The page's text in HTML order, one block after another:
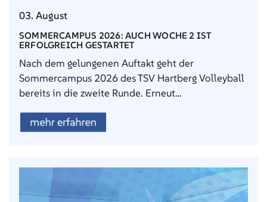
03. August
SOMMERCAMPUS 2026: AUCH WOCHE 2 IST
ERFOLGREICH GESTARTET
Nach dem gelungenen Auftakt geht der
Sommercampus 2026 des TSV Hartberg Volleyball
bereits in die zweite Runde. Erneut…
mehr erfahren